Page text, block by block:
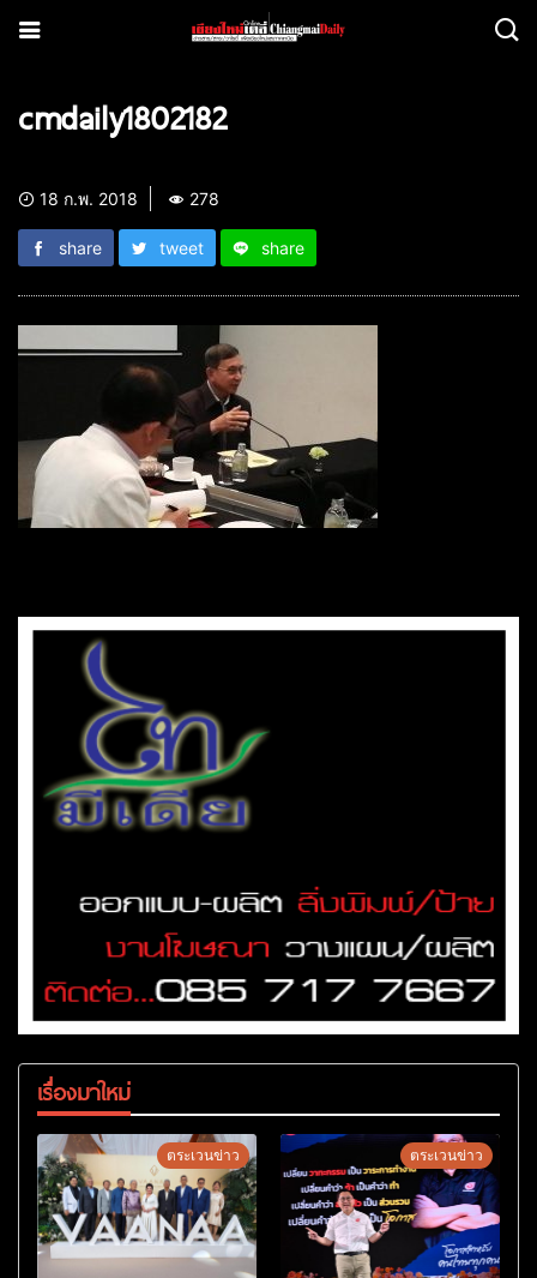
cmdaily1802182
18 ก.พ. 2018 278
share tweet share
เรื่องมาใหม่
ตระเวนข่าว ตระเวนข่าว